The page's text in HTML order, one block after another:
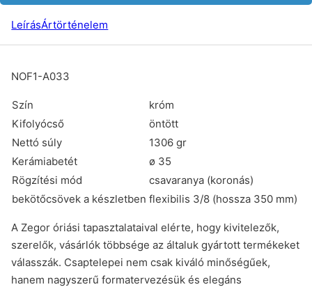
LeírásÁrtörténelem
NOF1-A033
Szín
króm
Kifolyócső
öntött
Nettó súly
1306 gr
Kerámiabetét
ø 35
Rögzítési mód
csavaranya (koronás)
bekötőcsövek a készletben flexibilis 3/8 (hossza 350 mm)
A Zegor óriási tapasztalataival elérte, hogy kivitelezők,
szerelők, vásárlók többsége az általuk gyártott termékeket
válasszák. Csaptelepei nem csak kiváló minőségűek,
hanem nagyszerű formatervezésük és elegáns